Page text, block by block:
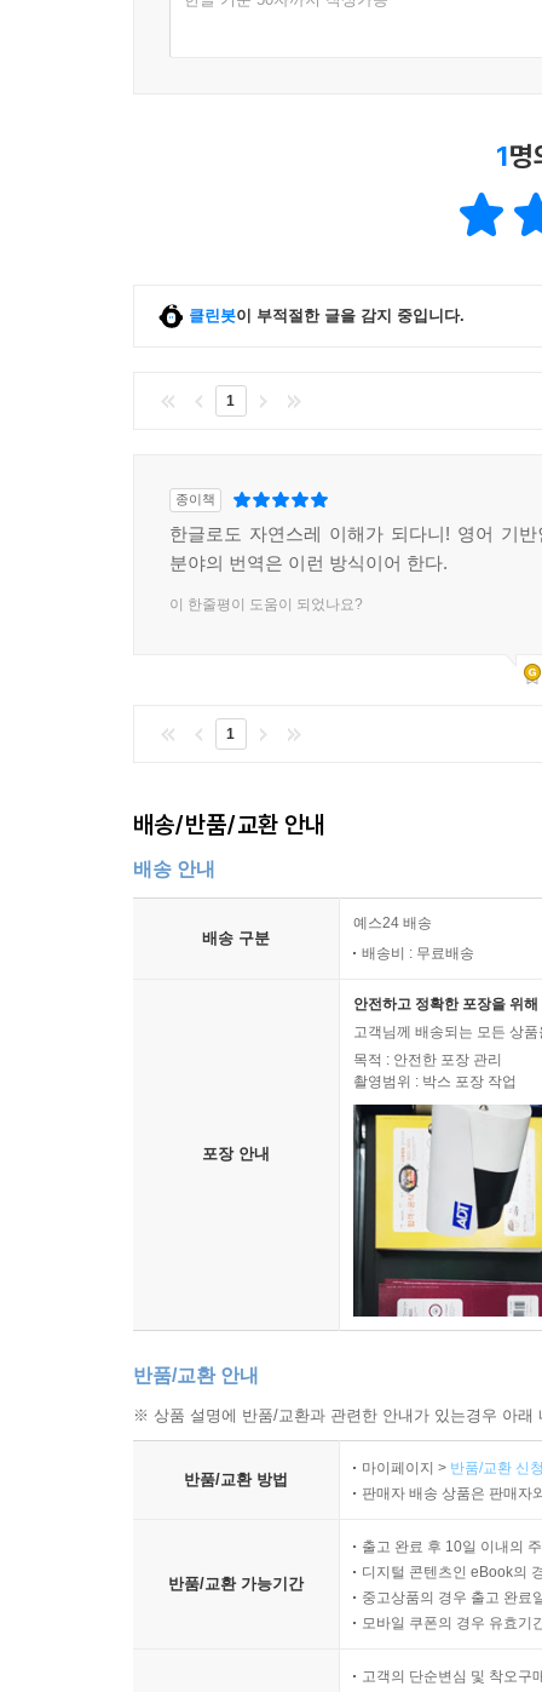
1명
클린봇이 부적절한 글을 감지 중입니다.
1
종이책
한글로도 자연스레 이해가 되다니! 영어 기
분야의 번역은 이런 방식이어 한다.
이 한줄평이 도움이 되었나요?
1
배송/반품/교환 안내
배송 안내
배송 구분
예스24 배송
배송비 : 무료배송
포장 안내
안전하고 정확한 포장을 위
고객님께 배송되는 모든 상
목적 : 안전한 포장 관리
촬영범위 : 박스 포장 작업
반품/교환 안내
※ 상품 설명에 반품/교환과 관련한 안내가 있는경우 아
반품/교환 방법
마이페이지 > 반품/교환 신
판매자 배송 상품은 판매자
반품/교환 가능기간
출고 완료 후 10일 이내의
디지털 콘텐츠인 eBook의
중고상품의 경우 출고 완료
모바일 쿠폰의 경우 유효기
고객의 단순변심 및 착오구